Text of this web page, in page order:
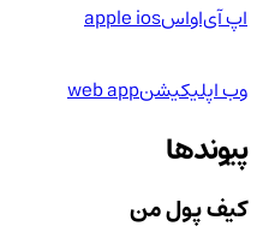
اپ آی‌او‌اسapple ios
وب اپلیکیشنweb app
پیوندها
کیف پول من